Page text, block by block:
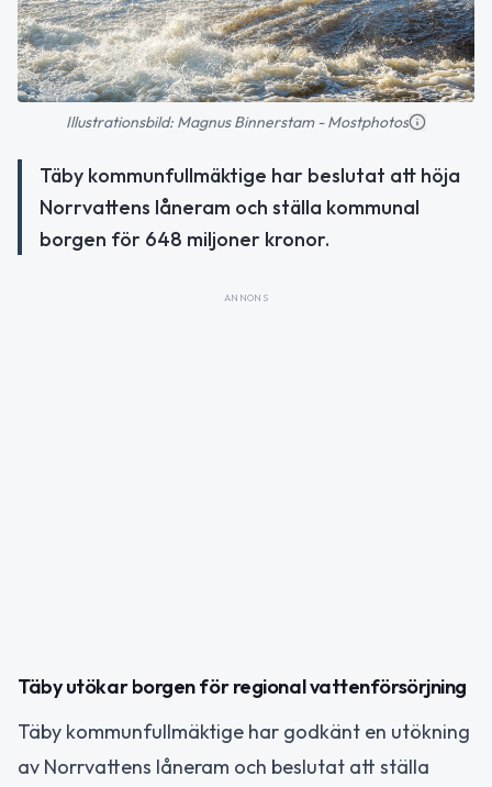
Illustrationsbild: Magnus Binnerstam - Mostphotos
Täby kommunfullmäktige har beslutat att höja
Norrvattens låneram och ställa kommunal
borgen för 648 miljoner kronor.
ANNONS
Täby utökar borgen för regional vattenförsörjning
Täby kommunfullmäktige har godkänt en utökning
av Norrvattens låneram och beslutat att ställa